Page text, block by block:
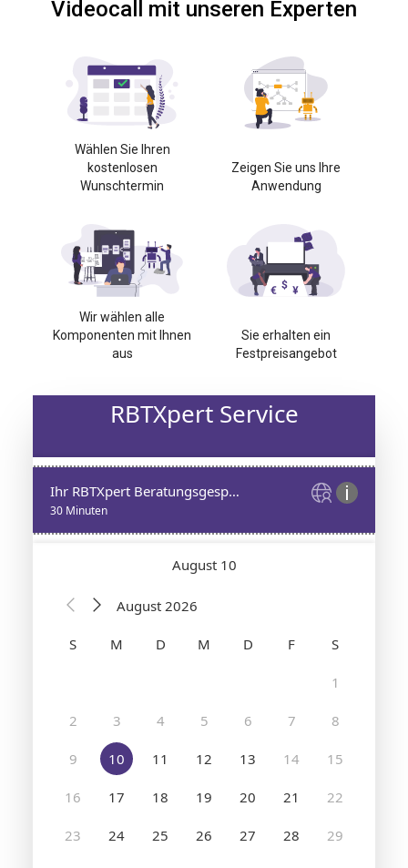
Videocall mit unseren Experten
Wählen Sie Ihren
kostenlosen
Wunschtermin
Zeigen Sie uns Ihre
Anwendung
Wir wählen alle
Komponenten mit Ihnen
aus
Sie erhalten ein
Festpreisangebot